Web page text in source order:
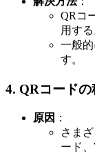
QRコ
用する
一般
す。
4. QRコード
原因 ：
さま
ード